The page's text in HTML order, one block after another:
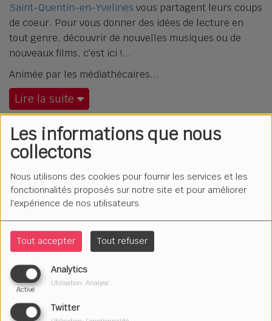
Les informations que nous
collectons
Nous utilisons des cookies pour fournir les services et les
fonctionnalités proposés sur notre site et pour améliorer
l'expérience de nos utilisateurs.
Tout accepter Tout refuser
Analytics
Activé
Utilisation: Analyse
Twitter
Saint-Quentin-en-Yvelines vous partagent leurs coups
de coeur. Pour vous donner des idées de lecture en
tout genre, découvrir de nouvelles musiques ou de
nouveaux films, c'est ici !
Animée par les médiathécaires
Lire la suite
HEXA
LE MENSONGE SUFFIT
LES PROMESSES ORPHELINES
LE CRI DU CORPS